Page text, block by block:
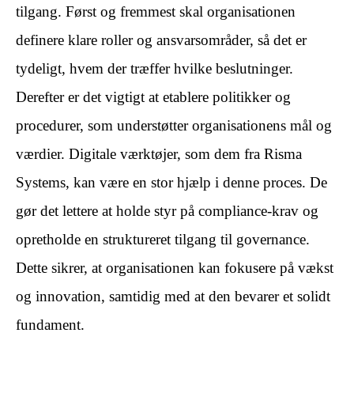
tilgang. Først og fremmest skal organisationen
definere klare roller og ansvarsområder, så det er
tydeligt, hvem der træffer hvilke beslutninger.
Derefter er det vigtigt at etablere politikker og
procedurer, som understøtter organisationens mål og
værdier. Digitale værktøjer, som dem fra Risma
Systems, kan være en stor hjælp i denne proces. De
gør det lettere at holde styr på compliance-krav og
opretholde en struktureret tilgang til governance.
Dette sikrer, at organisationen kan fokusere på vækst
og innovation, samtidig med at den bevarer et solidt
fundament.